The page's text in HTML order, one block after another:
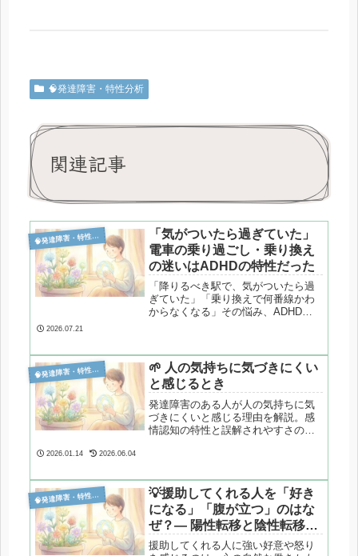
🧠発達障害・特性分析
関連記事

発達障害・特性分析
「気がついたら過ぎていた」
電車の乗り過ごし・乗り換え
の迷いはADHDの特性だった
「降りるべき駅で、気がついたら過
ぎていた」「乗り換えで何番線かわ
からなくなる」その悩み、ADHDの
的な対処法を、当事者としての経験
も交えて解説します。
2026.07.21

発達障害・特性分析
🌱 人の気持ちに気づきにくい
と感じるとき
発達障害のある人が人の気持ちに気
づきにくいと感じる理由を解説。感
情認知の特性と誤解されやすさの背
2026.01.14 2026.06.04

発達障害・特性分析
💡援助してくれる人を「好き
になる」「腹が立つ」のはな
ぜ？― 陽性転移と陰性転移と
いう心の働き
援助してくれる人に強い好意や怒り